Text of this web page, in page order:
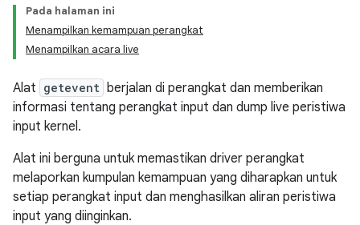
Pada halaman ini
Menampilkan kemampuan perangkat
Menampilkan acara live
Alat getevent berjalan di perangkat dan memberikan
informasi tentang perangkat input dan dump live peristiwa
input kernel.
Alat ini berguna untuk memastikan driver perangkat
melaporkan kumpulan kemampuan yang diharapkan untuk
setiap perangkat input dan menghasilkan aliran peristiwa
input yang diinginkan.